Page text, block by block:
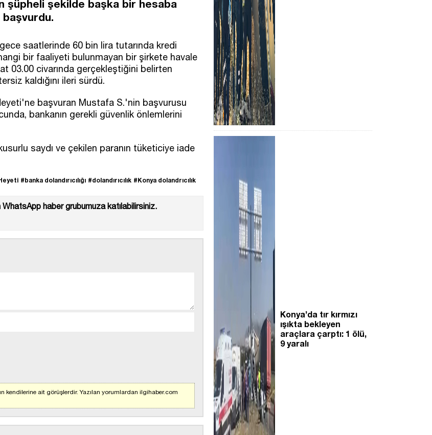
şüpheli şekilde başka bir hesaba
başvurdu.
saatlerinde 60 bin lira tutarında kredi
bir faaliyeti bulunmayan bir şirkete havale
03.00 civarında gerçekleştiğini belirten
kaldığını ileri sürdü.
başvuran Mustafa S.'nin başvurusu
bankanın gerekli güvenlik önlemlerini
saydı ve çekilen paranın tüketiciye iade
#banka dolandırıcılığı #dolandırıcılık #Konya dolandrıcılık
haber grubumuza katılabilirsiniz.
kendilerine ait görüşlerdir. Yazılan yorumlardan ilgihaber.com
Konya’da tır kırmızı
ışıkta bekleyen
araçlara çarptı: 1 ölü,
9 yaralı